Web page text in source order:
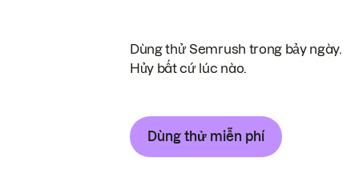
Dùng thử Semrush trong bảy ngày.
Hủy bất cứ lúc nào.
Dùng thử miễn phí